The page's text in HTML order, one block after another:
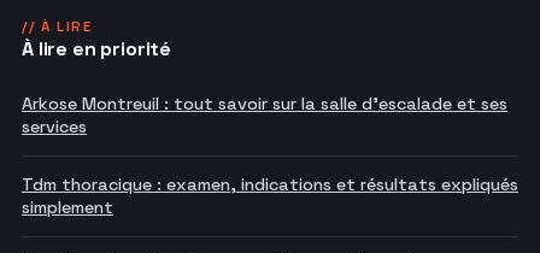
// À LIRE
À lire en priorité
Arkose Montreuil : tout savoir sur la salle d'escalade et ses
services
Tdm thoracique : examen, indications et résultats expliqués
simplement